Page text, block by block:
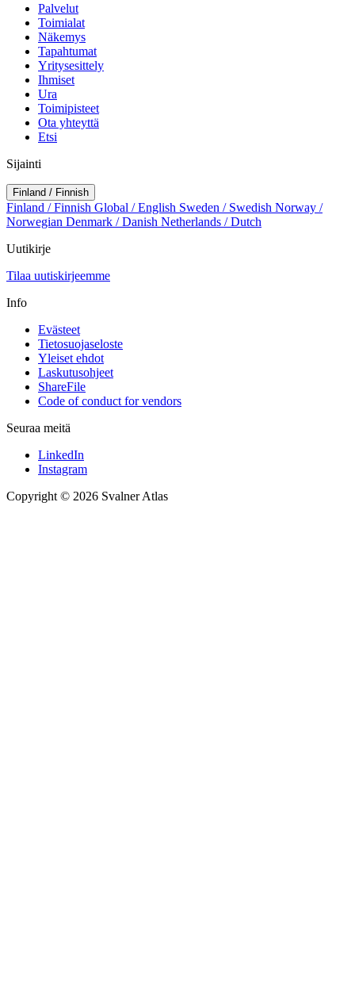
Palvelut
Toimialat
Näkemys
Tapahtumat
Yritysesittely
Ihmiset
Ura
Toimipisteet
Ota yhteyttä
Etsi
Sijainti
Finland / Finnish
Finland / Finnish Global / English Sweden / Swedish Norway /
Norwegian Denmark / Danish Netherlands / Dutch
Uutikirje
Tilaa uutiskirjeemme
Info
Evästeet
Tietosuojaseloste
Yleiset ehdot
Laskutusohjeet
ShareFile
Code of conduct for vendors
Seuraa meitä
LinkedIn
Instagram
Copyright © 2026 Svalner Atlas